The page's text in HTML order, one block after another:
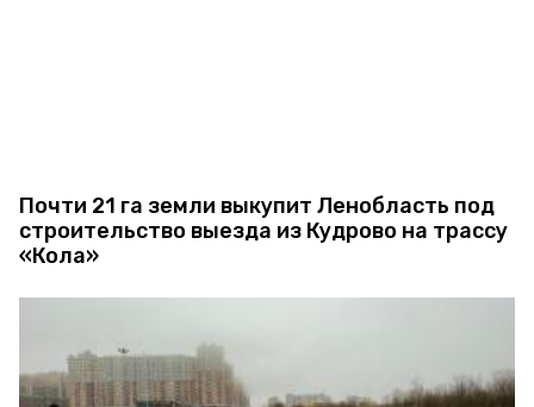
Почти 21 га земли выкупит Ленобласть под
строительство выезда из Кудрово на трассу
«Кола»